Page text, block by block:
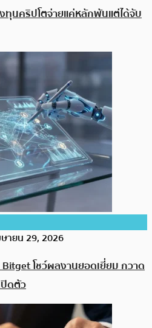
ทุนคริปโตจ่ายแค่หลักพันแต่ได้จับ
ษายน 29, 2026
โชว์ผลงานยอดเยี่ยม กวาด
ดตัว